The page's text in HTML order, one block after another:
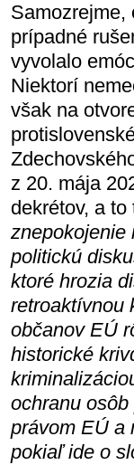
Samozrejme,
prípadné
vyvolalo
Niektorí
však na
z 20. mája
dekrétov, a
znepokojenie
politickú
ktoré hrozia
retroaktívnou
občanov EÚ
historické
ochranu
právom EÚ a
pokiaľ ide o